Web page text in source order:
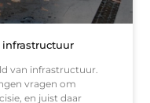
infrastructuur
van infrastructuur.
vragen om
en juist daar